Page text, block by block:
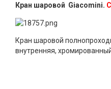
Кран шаровой Giacomini.
Кран шаровой
внутренняя,